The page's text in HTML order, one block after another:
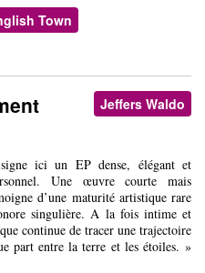
Town
Jeffers Waldo
ici un EP dense, élégant et
Une œuvre courte mais
d’une maturité artistique rare
singulière. A la fois intime et
continue de tracer une trajectoire
part entre la terre et les étoiles. »